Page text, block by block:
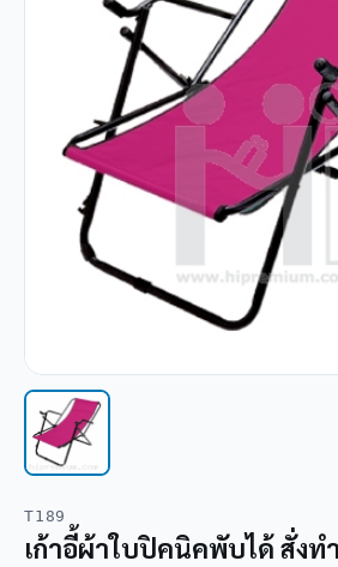
T189
เก้าอี้ผ้าใบปิคนิคพับได้ สั่งท